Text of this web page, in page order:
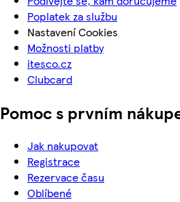
Poplatek za službu
Nastavení Cookies
Možnosti platby
itesco.cz
Clubcard
Pomoc s prvním
Jak nakupovat
Registrace
Rezervace času
Oblíbené